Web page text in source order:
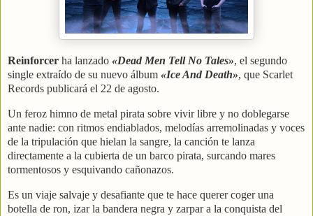
Reinforcer ha lanzado «Dead Men Tell No Tales», el segundo
single extraído de su nuevo álbum «Ice And Death», que Scarlet
Records publicará el 22 de agosto.
Un feroz himno de metal pirata sobre vivir libre y no doblegarse
ante nadie: con ritmos endiablados, melodías arremolinadas y voces
de la tripulación que hielan la sangre, la canción te lanza
directamente a la cubierta de un barco pirata, surcando mares
tormentosos y esquivando cañonazos.
Es un viaje salvaje y desafiante que te hace querer coger una
botella de ron, izar la bandera negra y zarpar a la conquista del